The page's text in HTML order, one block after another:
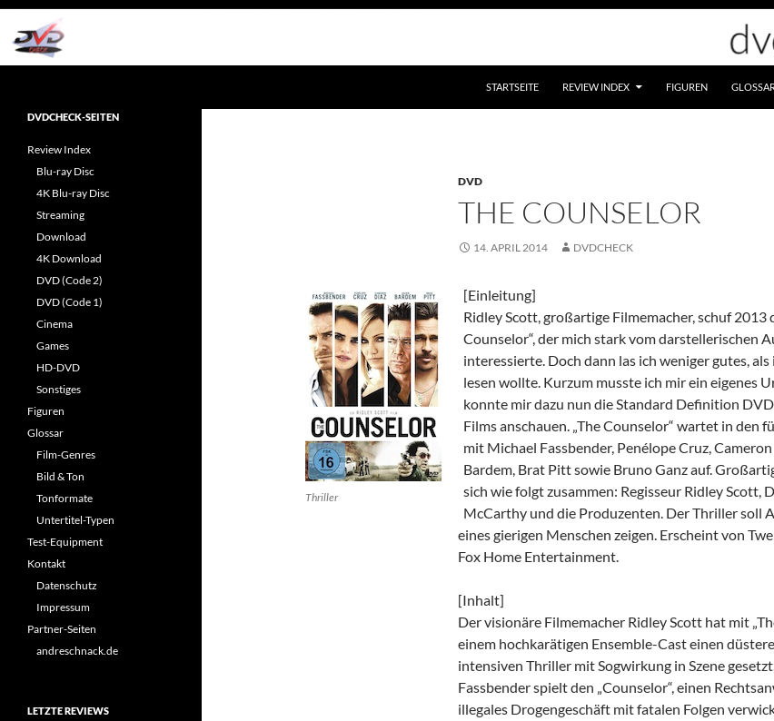
Zum
Inhalt
springen
STARTSEITE REVIEW INDEX FIGUREN
DVD
THE COUNSELOR
14. APRIL 2014 DVDCHECK
Thriller
[Einleitung]
Ridley Scott, großartige Filmemacher, schuf 2013
Counselor“, der mich stark vom darstellerischen
interessierte. Doch dann las ich weniger gutes,
lesen wollte. Kurzum musste ich mir ein eigenes
konnte mir dazu nun die Standard Definition DVD
Films anschauen. „The Counselor“ wartet in den
mit Michael Fassbender, Penélope Cruz,
Bardem, Brat Pitt sowie Bruno Ganz auf.
sich wie folgt zusammen: Regisseur Ridley Scott,
McCarthy und die Produzenten. Der Thriller soll
eines gierigen Menschen zeigen. Erscheint von
Fox Home Entertainment.
[Inhalt]
Der visionäre Filmemacher Ridley Scott hat mit
einem hochkarätigen Ensemble-Cast einen
intensiven Thriller mit Sogwirkung in Szene
Fassbender spielt den „Counselor“, einen
illegales Drogengeschäft mit fatalen Folgen
Reviews rund ums Heimkino &
DVDCHECK-SEITEN
Review Index
Blu-ray Disc
4K Blu-ray Disc
Streaming
Download
4K Download
DVD (Code 2)
DVD (Code 1)
Cinema
Games
HD-DVD
Sonstiges
Figuren
Glossar
Film-Genres
Bild & Ton
Tonformate
Untertitel-Typen
Test-Equipment
Kontakt
Datenschutz
Impressum
Partner-Seiten
andreschnack.de
LETZTE REVIEWS